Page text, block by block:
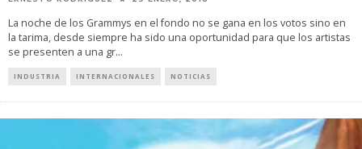
La noche de los Grammys en el fondo no se gana en los votos sino en
la tarima, desde siempre ha sido una oportunidad para que los artistas
se presenten a una gr...
INDUSTRIA INTERNACIONALES NOTICIAS